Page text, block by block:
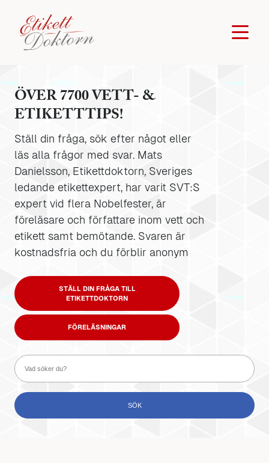
ÖVER 7700 VETT- &
ETIKETTTIPS!
Ställ din fråga, sök efter något eller
läs alla frågor med svar. Mats
Danielsson, Etikettdoktorn, Sveriges
ledande etikettexpert, har varit SVT:S
expert vid flera Nobelfester, är
föreläsare och författare inom vett och
etikett samt bemötande. Svaren är
kostnadsfria och du förblir anonym
STÄLL DIN FRÅGA TILL
ETIKETTDOKTORN
FÖRELÄSNINGAR